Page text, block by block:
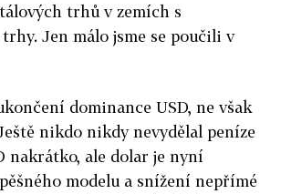
trhů v zemích s
Jen málo jsme se poučili v
dominance USD, ne však
nikdo nikdy nevydělal peníze
nakrátko, ale dolar je nyní
modelu a snížení nepřímé